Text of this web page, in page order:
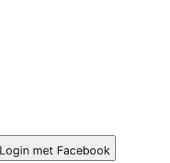
Login met Facebook